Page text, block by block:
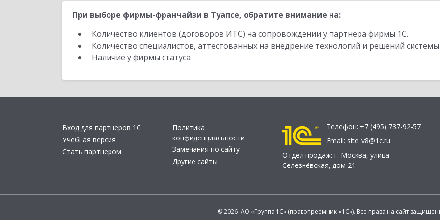
При выборе фирмы-франчайзи в Туапсе, обратите внимание на:
Количество клиентов (договоров ИТС) на сопровождении у партнера фирмы 1С.
Количество специалистов, аттестованных на внедрение технологий и решений
Наличие у фирмы статуса
Вход для партнеров 1С
Учебная версия
Стать партнером
Политика
конфиденциальности
Замечания по сайту
Другие сайты
Телефон: +7 (495) 737-92-57
Email: site_v8@1c.ru
Отдел продаж: г. Москва, улица
Селезнёвская, дом 21
© 2026 АО «Группа 1С» (правопреемник «1С»). Все права на сайт